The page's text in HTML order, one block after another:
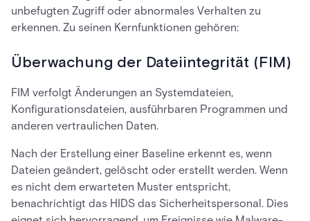
unbefugten Zugriff oder abnormales Verhalten zu
erkennen. Zu seinen Kernfunktionen gehören:
Überwachung der Dateiintegrität (FIM)
FIM verfolgt Änderungen an Systemdateien,
Konfigurationsdateien, ausführbaren Programmen und
anderen vertraulichen Daten.
Nach der Erstellung einer Baseline erkennt es, wenn
Dateien geändert, gelöscht oder erstellt werden. Wenn
es nicht dem erwarteten Muster entspricht,
benachrichtigt das HIDS das Sicherheitspersonal. Dies